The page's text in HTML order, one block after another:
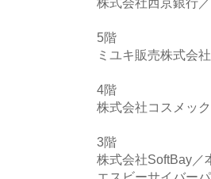
5階
ミユキ販売株式会社
4階
株式会社コスメッ
3階
株式会社SoftBay／